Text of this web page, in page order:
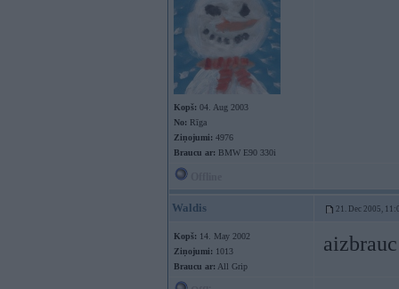
Kopš: 04. Aug 2003
No: Rīga
Ziņojumi: 4976
Braucu ar: BMW E90 330i
Waldis 21. Dec 2005,
Kopš: 14. May 2002
Ziņojumi: 1013
Braucu ar: All Grip